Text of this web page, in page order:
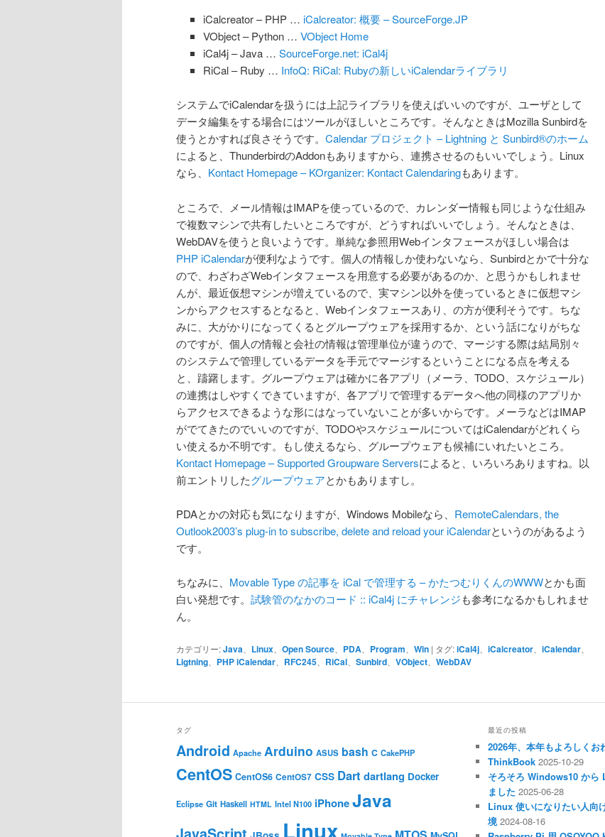
iCalcreator – PHP … iCalcreator: 概要 – SourceForge.JP
VObject – Python … VObject Home
iCal4j – Java … SourceForge.net: iCal4j
RiCal – Ruby … InfoQ: RiCal: Rubyの新しいiCalendarライブラリ
システムでiCalendarを扱うには上記ライブラリを使えばいいのですが、ユーザとして
データ編集をする場合にはツールがほしいところです。そんなときはMozilla Sunbirdを
使うとかすれば良さそうです。 Calendar プロジェクト – Lightning と Sunbird®のホーム
によると、ThunderbirdのAddonもありますから、連携させるのもいいでしょう。Linux
なら、 Kontact Homepage – KOrganizer: Kontact Calendaringもあります。
ところで、メール情報はIMAPを使っているので、カレンダー情報も同じような仕組み
で複数マシンで共有したいところですが、どうすればいいでしょう。そんなときは、
WebDAVを使うと良いようです。単純な参照用Webインタフェースがほしい場合は
PHP iCalendarが便利なようです。個人の情報しか使わないなら、Sunbirdとかで十分な
ので、わざわざWebインタフェースを用意する必要があるのか、と思うかもしれませ
んが、最近仮想マシンが増えているので、実マシン以外を使っているときに仮想マシ
ンからアクセスするとなると、Webインタフェースあり、の方が便利そうです。ちな
みに、大がかりになってくるとグループウェアを採用するか、という話になりがちな
のですが、個人の情報と会社の情報は管理単位が違うので、マージする際は結局別々
のシステムで管理しているデータを手元でマージするということになる点を考える
と、躊躇します。グループウェアは確かに各アプリ（メーラ、TODO、スケジュール）
の連携はしやすくできていますが、各アプリで管理するデータへ他の同様のアプリか
らアクセスできるような形にはなっていないことが多いからです。メーラなどはIMAP
がでてきたのでいいのですが、TODOやスケジュールについてはiCalendarがどれくら
い使えるか不明です。もし使えるなら、グループウェアも候補にいれたいところ。
Kontact Homepage – Supported Groupware Serversによると、いろいろありますね。以
前エントリしたグループウェアとかもありますし。
PDAとかの対応も気になりますが、Windows Mobileなら、 RemoteCalendars, the
Outlook2003’s plug-in to subscribe, delete and reload your iCalendarというのがあるよう
です。
ちなみに、 Movable Type の記事を iCal で管理する – かたつむりくんのWWWとかも面
白い発想です。 試験管のなかのコード :: iCal4j にチャレンジも参考になるかもしれませ
ん。
カテゴリー:Java Linux Open Source PDA Program Win | タグ:iCal4j iCalcreator iCalendar
Ligtning PHP iCalendar RFC245 RiCal Sunbird VObject WebDAV
タグ
Android Apache Arduino ASUS bash C CakePHP
CentOS CentOS6 CentOS7 CSS Dart dartlang Docker
Eclipse Git Haskell HTML Intel N100 iPhoneJava
Linux
最近の投稿
2026年、本年もよろしくお
ThinkBook 2025-10-29
そろそろ Windows10 から
ました 2025-06-28
Linux 使いになりたい人向
境 2024-08-16